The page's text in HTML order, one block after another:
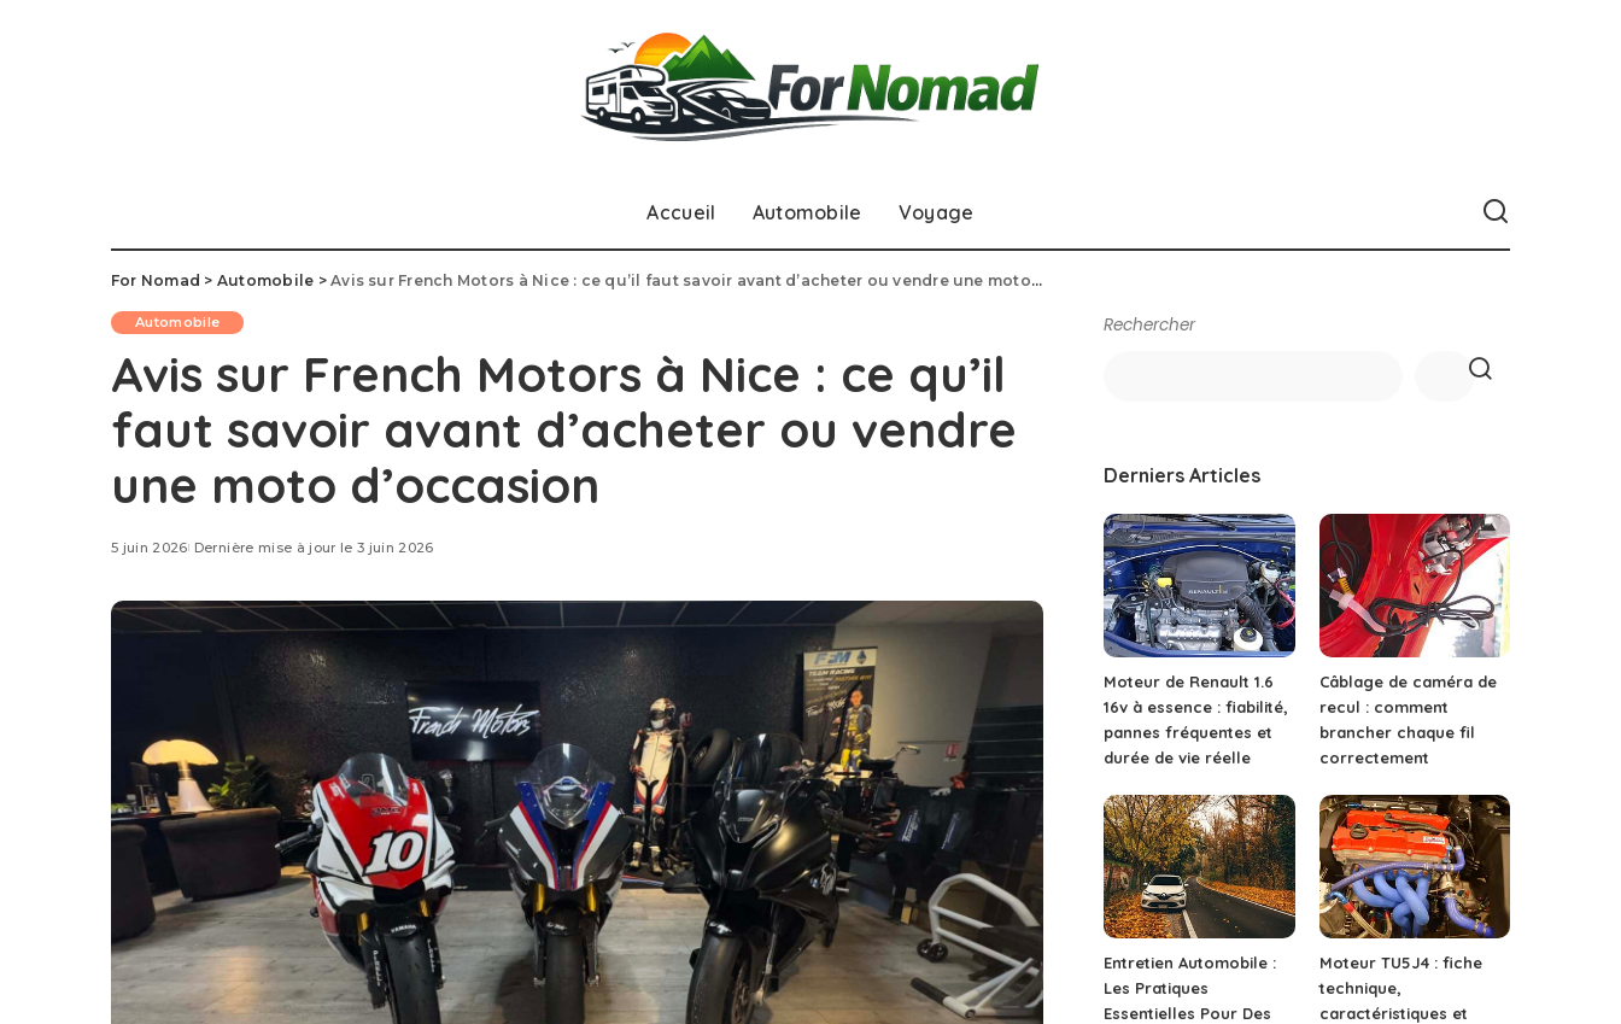
Accueil Automobile Voyage
For Nomad > Automobile >Avis sur French Motors à Nice : ce qu’il faut savoir avant d’acheter ou vendre une moto d’occasion
Automobile
Avis sur French Motors à Nice : ce qu’il
faut savoir avant d’acheter ou vendre
une moto d’occasion
5 juin 2026 Dernière mise à jour le 3 juin 2026
Rechercher
Derniers Articles
Moteur de Renault 1.6
16v à essence : fiabilité,
pannes fréquentes et
durée de vie réelle
Câblage de caméra de
recul : comment
brancher chaque fil
correctement
Entretien Automobile :
Les Pratiques
Essentielles Pour Des
Moteur TU5J4 : fiche
technique,
caractéristiques et